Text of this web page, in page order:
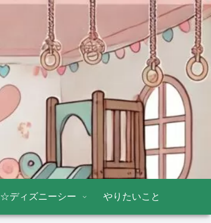
☆ディズニーシー やりたいこと